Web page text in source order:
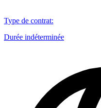
Type de contrat:
Durée indéterminée